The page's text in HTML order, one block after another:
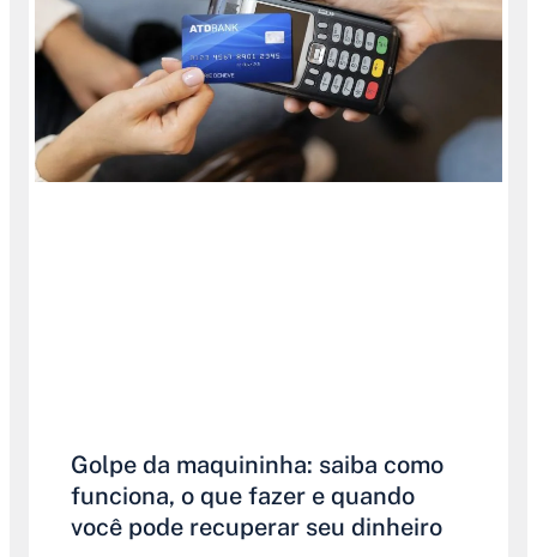
Golpe da maquininha: saiba como
funciona, o que fazer e quando
você pode recuperar seu dinheiro